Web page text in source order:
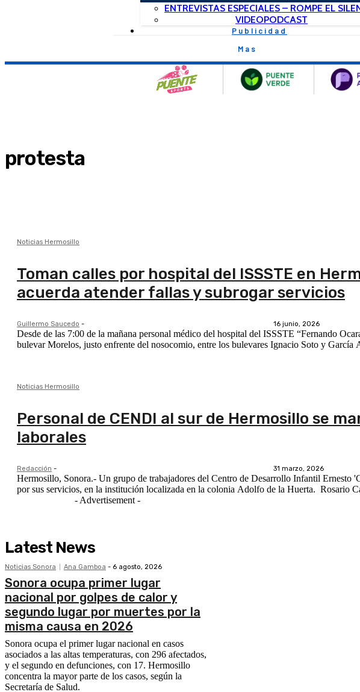
ENTREVISTAS ESPECIALES – ROMPE EL
VIDEOPODCAST
Publicidad
Mas
protesta
Noticias Hermosillo
Toman calles por hospital del ISSSTE en
acuerda atender fallas y subrogar servicios
Guillermo Saucedo - 16 junio, 2026
Desde de las 7:00 de la mañana personal médico del hospital del ISSSTE “Fernando
bulevar Morelos, justo enfrente del nosocomio, entre los bulevares Ignacio Soto y García
Noticias Hermosillo
Personal de CENDI al sur de Hermosillo se
laborales
Redacción - 31 marzo, 2026
Hermosillo, Sonora.- Un grupo de trabajadores del Centro de Desarrollo Infantil Ernesto
por sus servicios, en la institución localizada en la
- Advertisement -
Latest News
Noticias Sonora Ana Gamboa - 6 agosto, 2026
Sonora ocupa primer lugar
nacional por golpes de calor y
segundo lugar por muertes por la
misma causa en 2026
Sonora ocupa el primer lugar nacional en casos
asociados a las altas temperaturas, con 296 afectados,
y el segundo en defunciones, con 17. Hermosillo
concentra la mayor parte de los casos, según la
Secretaría de Salud.